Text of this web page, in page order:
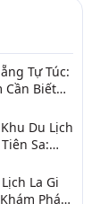
Tự Túc:
Cần Biết
Du Lịch
Sa:
La Gi
Phá 6